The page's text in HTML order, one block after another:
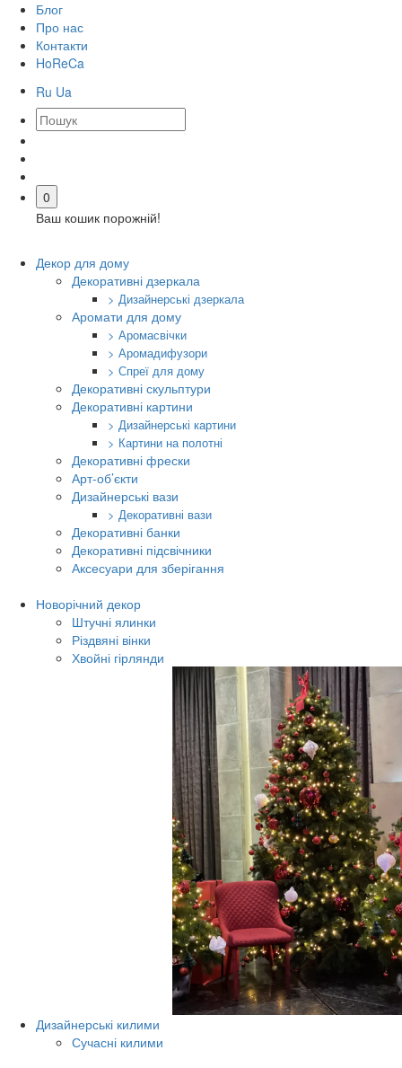
Блог
Про нас
Контакти
HoReCa
Ru Ua
0
Ваш кошик порожній!
Декор для дому
Декоративні дзеркала
> Дизайнерські дзеркала
Аромати для дому
> Аромасвічки
> Аромадифузори
> Спреї для дому
Декоративні скульптури
Декоративні картини
> Дизайнерські картини
> Картини на полотні
Декоративні фрески
Арт-об’єкти
Дизайнерські вази
> Декоративні вази
Декоративні банки
Декоративні підсвічники
Аксесуари для зберігання
Новорічний декор
Штучні ялинки
Різдвяні вінки
Хвойні гірлянди
Дизайнерські килими
Сучасні килими